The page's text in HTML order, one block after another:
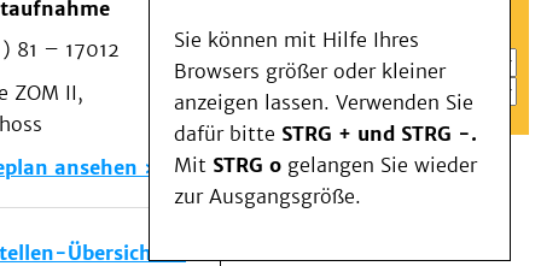
Wählen Sie ein Thema für Ihren Schnelleinstieg
81 – 17012
ZOM II,
ansehen
Übersicht
Sie können mit Hilfe Ihres
Browsers größer oder kleiner
anzeigen lassen. Verwenden Sie
dafür bitte STRG + und STRG -.
Mit STRG o gelangen Sie wieder
zur Ausgangsgröße.
Als Patient am UKD
Beratung und Unterstützung
Veranstaltungen
Kommunikation im Medizinwesen (KIM)
Notfall
Forschung & Lehre
Die Institute des UKD